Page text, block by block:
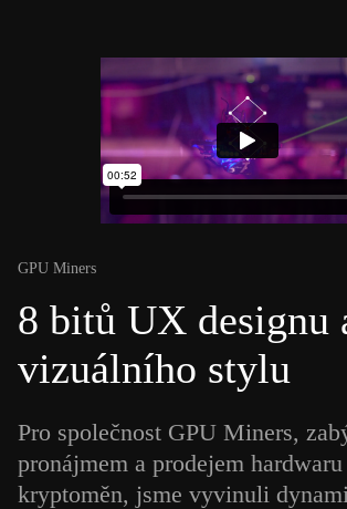
GPU Miners
8 bitů UX designu
vizuálního stylu
Pro společnost GPU Miners,
pronájmem a prodejem
kryptoměn, jsme vyvinuli